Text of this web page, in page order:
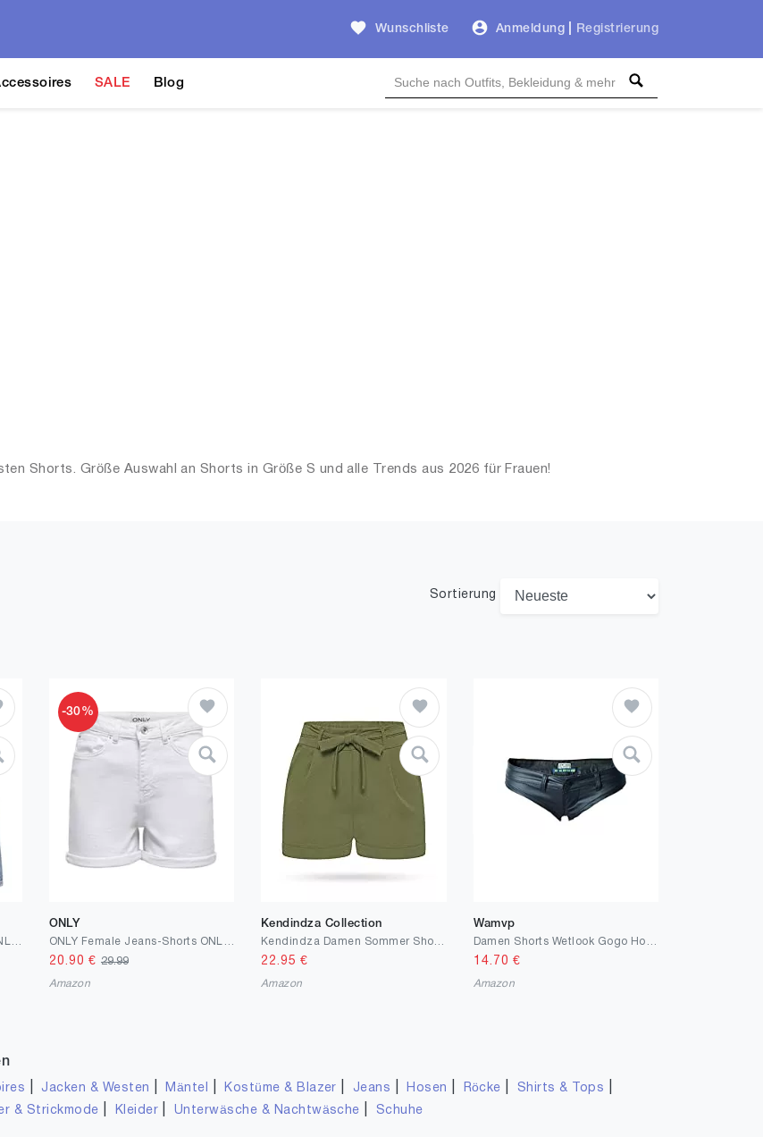
Wunschliste Anmeldung Registrierung
SALE Blog
Shorts. Größe Auswahl an Shorts in Größe S und alle Trends aus 2026 für Frauen!
Sortierung
-30%
ONLY
20.90 € 29.99
Amazon
Kendindza Collection
22.95 €
Amazon
Wamvp
14.70 €
Amazon
Jacken & Westen Mäntel Kostüme & Blazer Jeans Hosen Röcke Shirts & Tops
& Strickmode Kleider Unterwäsche & Nachtwäsche Schuhe